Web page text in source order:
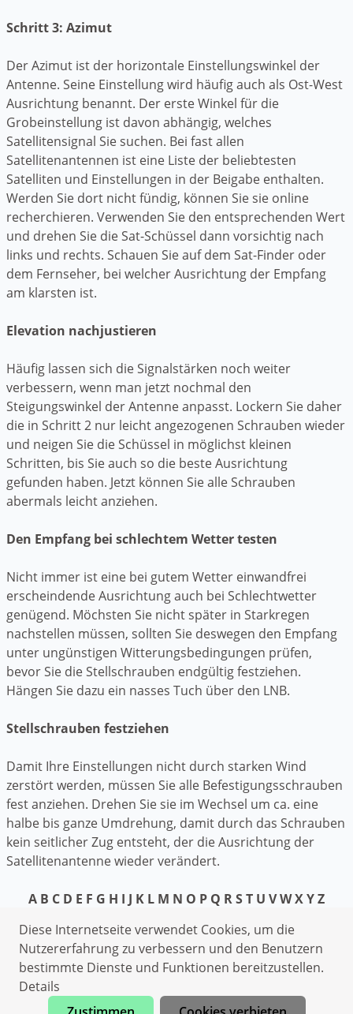
Schritt 3: Azimut
Der Azimut ist der horizontale Einstellungswinkel der
Antenne. Seine Einstellung wird häufig auch als Ost-West
Ausrichtung benannt. Der erste Winkel für die
Grobeinstellung ist davon abhängig, welches
Satellitensignal Sie suchen. Bei fast allen
Satellitenantennen ist eine Liste der beliebtesten
Satelliten und Einstellungen in der Beigabe enthalten.
Werden Sie dort nicht fündig, können Sie sie online
recherchieren. Verwenden Sie den entsprechenden Wert
und drehen Sie die Sat-Schüssel dann vorsichtig nach
links und rechts. Schauen Sie auf dem Sat-Finder oder
dem Fernseher, bei welcher Ausrichtung der Empfang
am klarsten ist.
Elevation nachjustieren
Häufig lassen sich die Signalstärken noch weiter
verbessern, wenn man jetzt nochmal den
Steigungswinkel der Antenne anpasst. Lockern Sie daher
die in Schritt 2 nur leicht angezogenen Schrauben wieder
und neigen Sie die Schüssel in möglichst kleinen
Schritten, bis Sie auch so die beste Ausrichtung
gefunden haben. Jetzt können Sie alle Schrauben
abermals leicht anziehen.
Den Empfang bei schlechtem Wetter testen
Nicht immer ist eine bei gutem Wetter einwandfrei
erscheindende Ausrichtung auch bei Schlechtwetter
genügend. Möchsten Sie nicht später in Starkregen
nachstellen müssen, sollten Sie deswegen den Empfang
unter ungünstigen Witterungsbedingungen prüfen,
bevor Sie die Stellschrauben endgültig festziehen.
Hängen Sie dazu ein nasses Tuch über den LNB.
Stellschrauben festziehen
Damit Ihre Einstellungen nicht durch starken Wind
zerstört werden, müssen Sie alle Befestigungsschrauben
fest anziehen. Drehen Sie sie im Wechsel um ca. eine
halbe bis ganze Umdrehung, damit durch das Schrauben
kein seitlicher Zug entsteht, der die Ausrichtung der
Satellitenantenne wieder verändert.
A B C D E F G H I J K L M N O P Q RST U VWXYZ
Datenschutzerklärung
Impressum
Heizungsnotdienst Herzlake
Klempner Herzlake
Diese Internetseite verwendet Cookies, um die
Nutzererfahrung zu verbessern und den Benutzern
bestimmte Dienste und Funktionen bereitzustellen.
Details